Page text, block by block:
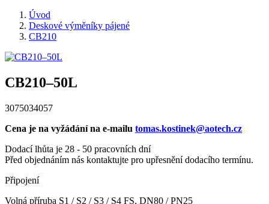
Úvod
Deskové výměníky pájené
CB210
CB210–50L
3075034057
Cena je na vyžádání na e-mailu tomas.kostinek@aotech.cz
Dodací lhůta je 28 - 50 pracovních dní
Před objednáním nás kontaktujte pro upřesnění dodacího termínu.
Připojení
Volná příruba S1 / S2 / S3 / S4 FS, DN80 / PN25